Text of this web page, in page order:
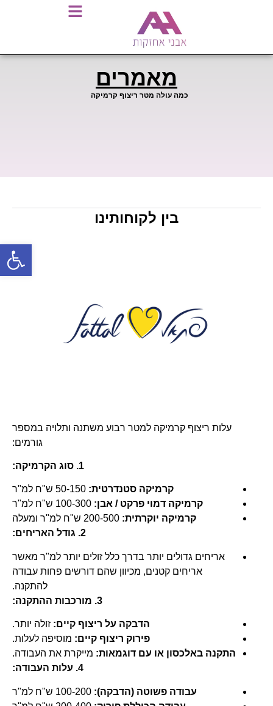
מאמרים
כמה עולה מטר ריצוף קרמיקה
בין לקוחותינו
עלות ריצוף קרמיקה למטר רבוע משתנה ותלויה במספר
גורמים:
1. סוג הקרמיקה:
קרמיקה סטנדרטית:
קרמיקה דמוי פרקט / אבן:
קרמיקה יוקרתית:
2. גודל האריחים:
אריחים גדולים יותר בדרך כלל זולים יותר למ"ר מאשר
אריחים קטנים, מכיוון שהם דורשים פחות עבודה
להתקנה.
3. מורכבות ההתקנה:
הדבקה על ריצוף קיים: זולה יותר.
פירוק ריצוף קיים: מוסיפה לעלות.
התקנה באלכסון או עם דוגמאות: מייקרת את העבודה.
4. עלות העבודה:
עבודה פשוטה (הדבקה):
פתח